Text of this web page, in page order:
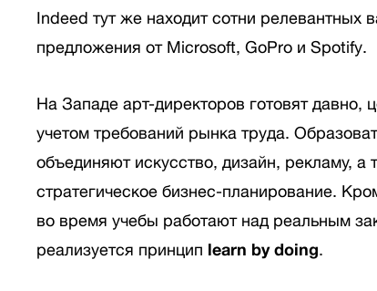
Indeed тут же находит сотни релевантных
предложения от Microsoft, GoPro и Spotify.
На Западе арт-директоров готовят давно,
учетом требований рынка труда.
объединяют искусство, дизайн, рекламу, а
стратегическое бизнес-планирование.
во время учебы работают над реальным
реализуется принцип learn by doing.